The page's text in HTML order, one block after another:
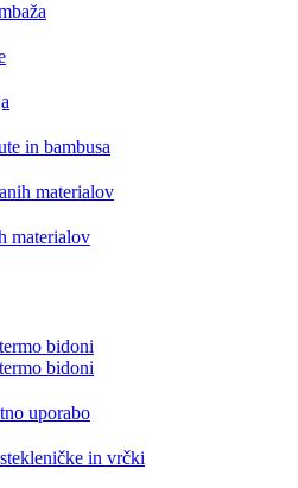
in bambusa
materialov
materialov
bidoni
bidoni
uporabo
in vrčki